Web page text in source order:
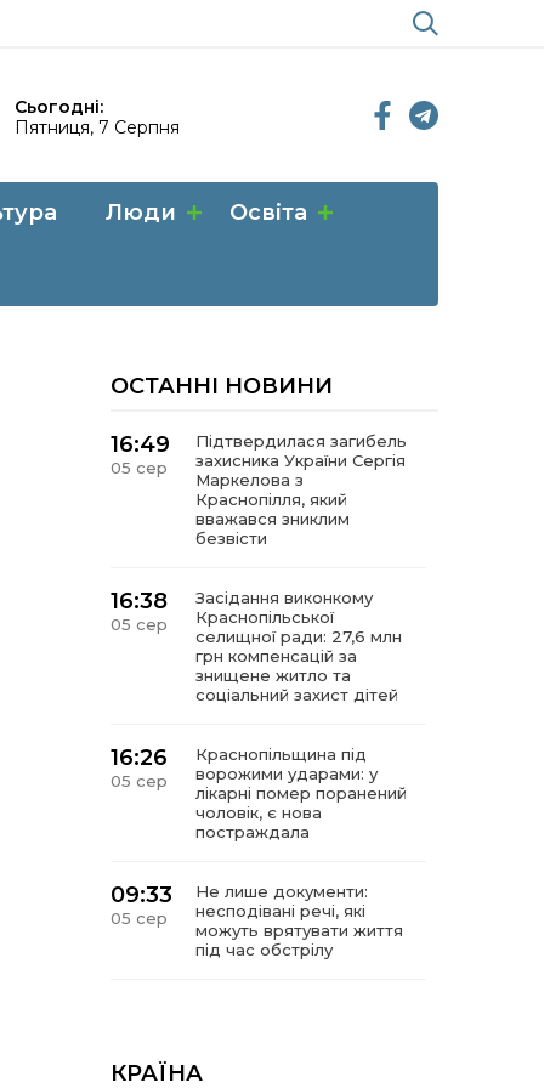
Сьогодні:
Пятниця, 7 Серпня
Люди Освіта
ОСТАННІ НОВИНИ
16:49
05 сер
Підтвердилася загибель
захисника України Сергія
Маркелова з
Краснопілля, який
вважався зниклим
безвісти
16:38
05 сер
Засідання виконкому
Краснопільської
селищної ради: 27,6 млн
грн компенсацій за
знищене житло та
соціальний захист дітей
16:26
05 сер
Краснопільщина під
ворожими ударами: у
лікарні помер поранений
чоловік, є нова
постраждала
09:33
05 сер
Не лише документи:
несподівані речі, які
можуть врятувати життя
під час обстрілу
КРАЇНА